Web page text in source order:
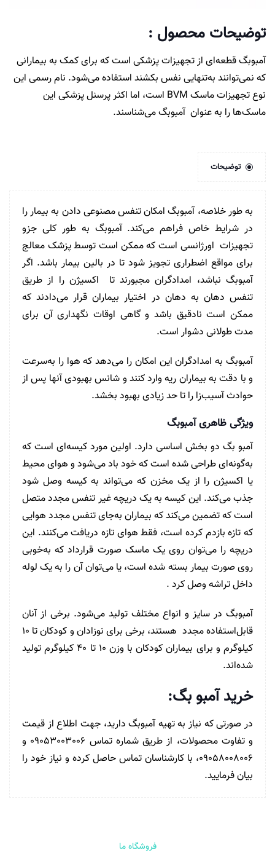
توضیحات محصول :
آمبوبگ قطعه‌ای از تجهیزات پزشکی است که برای کمک به بیمارانی
که نمی‌توانند به‌تنهایی نفس بکشند استفاده می‌شود. نام رسمی این
نوع تجهیزات ماسک BVM است، اما اکثر پرسنل پزشکی این
ماسک‌ها را به عنوان آمبوبگ می‌شناسند.
توضیحات
به طور خلاصه، آمبوبگ امکان تنفس مصنوعی دادن به بیمار را
در شرایط خاص فراهم می‌کند. آمبوبگ به طور کلی جزو
تجهیزات اورژانسی است که ممکن است توسط پزشک معالج
برای مواقع اضطراری تجویز شود تا در بالین بیمار باشد. اگر
آمبوبگ نباشد، امدادگران مجبورند تا اکسیژن را از طریق
تنفس دهان به دهان در اختیار بیماران قرار می‌دادند که
ممکن است نادقیق باشد و گاهی اوقات نگهداری آن برای
مدت طولانی دشوار است.
آمبوبگ به امدادگران این امکان را می‌دهد که هوا را به‌سرعت
و با دقت به بیماران ریه وارد کنند و شانس بهبودی آنها پس از
حوادث آسیب‌زا را تا حد زیادی بهبود بخشد.
ویژگی ظاهری آمبوبگ
آمبو بگ دو بخش اساسی دارد. اولین مورد کیسه‌ای است که
به‌گونه‌ای طراحی شده است که خود باد می‌شود و هوای محیط
یا اکسیژن را از یک مخزن که می‌تواند به کیسه وصل شود
جذب می‌کند. این کیسه به یک دریچه غیر تنفس مجدد متصل
است که تضمین می‌کند که بیماران به‌جای تنفس مجدد هوایی
که تازه بازدم کرده است، فقط هوای تازه دریافت می‌کنند. این
دریچه را می‌توان روی یک ماسک صورت قرارداد که به‌خوبی
روی صورت بیمار بسته شده است، یا می‌توان آن را به یک لوله
داخل تراشه وصل کرد .
آمبوبگ در سایز و انواع مختلف تولید می‌شود. برخی از آنان
قابل‌استفاده مجدد هستند، برخی برای نوزادان و کودکان تا 10
کیلوگرم و برای بیماران کودکان با وزن 10 تا 40 کیلوگرم تولید
شده‌اند.
خرید آمبو بگ:
در صورتی که نیاز به تهیه آمبوبگ دارید، جهت اطلاع از قیمت
و تفاوت محصولات، از طریق شماره تماس 09053003006 و
09058008006، با کارشناسان تماس حاصل کرده و نیاز خود را
بیان فرمایید.
فروشگاه ما